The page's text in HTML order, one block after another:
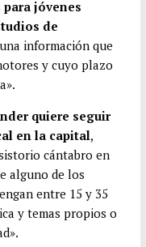
jóvenes
de
información que
y cuyo plazo
quiere seguir
en la capital,
cántabro en
alguno de los
entre 15 y 35
y temas propios o